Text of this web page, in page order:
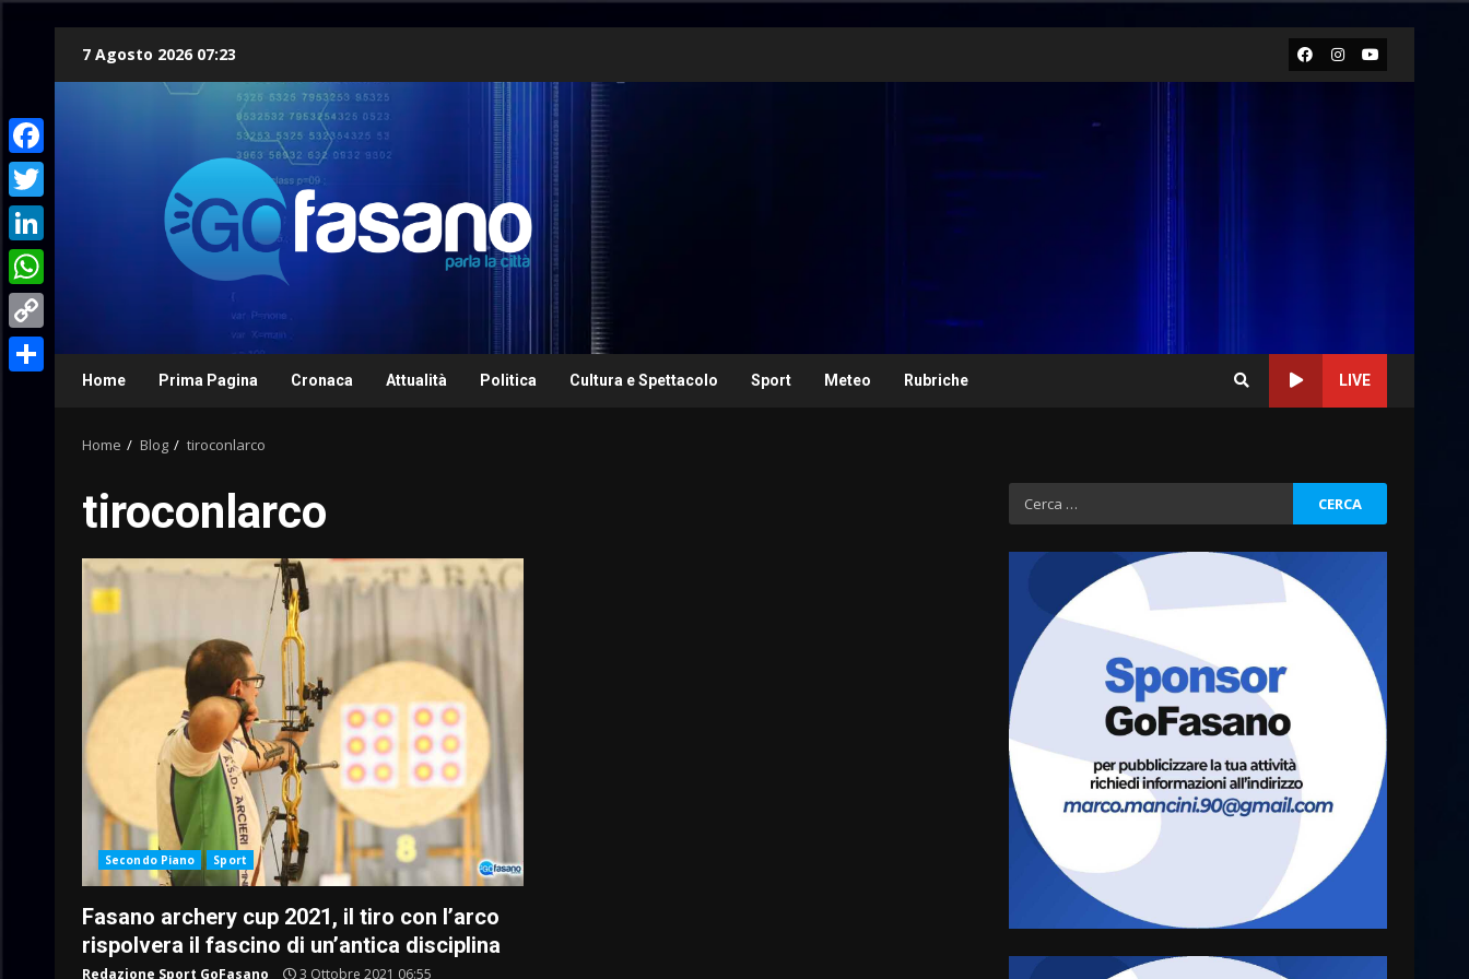
7 Agosto 2026 07:23 Facebook
Instagram
Youtube
Home Prima Pagina Cronaca Attualità Politica Cultura e Spettacolo Sport Meteo Rubriche LIVE
Home Blog tiroconlarco
tiroconlarco
Secondo Piano Sport
Fasano archery cup 2021, il tiro con l’arco
rispolvera il fascino di un’antica disciplina
Redazione Sport GoFasano 3 Ottobre 2021 06:55
Ricerca
per:
Fasanese ferito a colpi di
arma da fuoco
6 Agosto 2026 18:13
4
Carta d’identità: continua il
piano di aperture
straordinarie del Comune di
Fasano
6 Agosto 2026 14:16
5
Grazia Neglia, coordinatrice
cittadina di Fratelli d’Italia,
pronta a tornare in Consiglio
6 Agosto 2026 08:00
Facebook
Twitter
LinkedIn
WhatsApp
Copy